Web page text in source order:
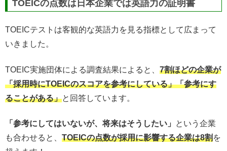
TOEICの点数は日本企業では英語力の証明書
TOEICテストは客観的な英語力を見る指標として広まって
いきました。
TOEIC実施団体による調査結果によると、 7割ほどの企業が
「採用時にTOEICのスコアを参考にしている」「参考にす
ることがある」と回答しています。
「参考にしてはいないが、将来はそうしたい」
という企業
も合わせると、 TOEICの点数が採用に影響する企業は8割を